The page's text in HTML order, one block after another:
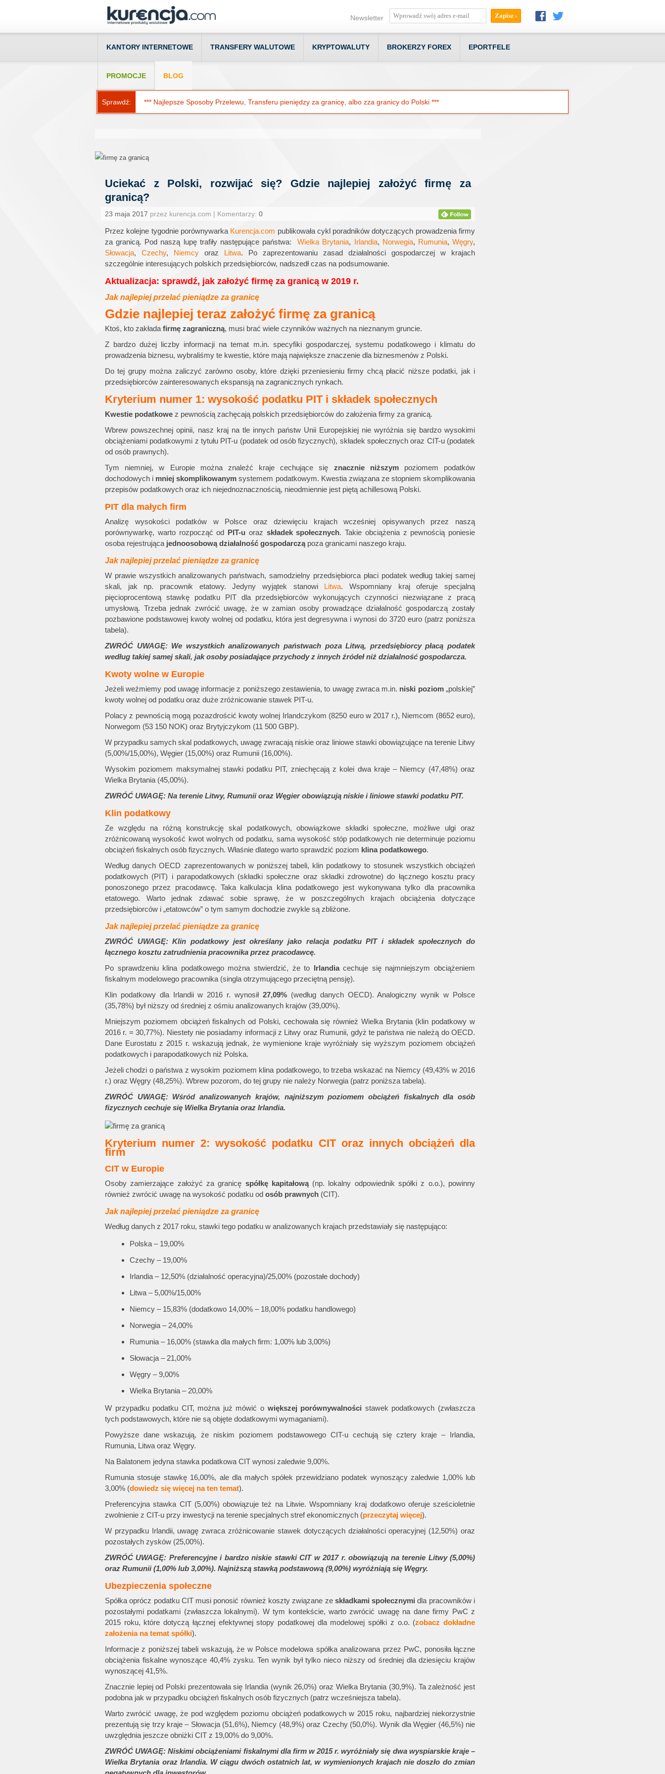
Newsletter
KANTORY INTERNETOWE TRANSFERY WALUTOWE KRYPTOWALUTY BROKERZY FOREX EPORTFELE
PROMOCJE BLOG
Sprawdź: *** Najlepsze Sposoby Przelewu, Transferu pieniędzy za granicę, albo zza granicy do Polski ***
Uciekać z Polski, rozwijać się? Gdzie najlepiej założyć firmę za
granicą?
23 maja 2017 przez kurencja.com | Komentarzy: 0
Przez kolejne tygodnie porównywarka Kurencja.com publikowała cykl poradników dotyczących prowadzenia firmy
za granicą. Pod naszą lupę trafiły następujące państwa:Wielka Brytania, Irlandia, Norwegia, Rumunia,Węgry,
Słowacja, Czechy, Niemcy oraz Litwa. Po zaprezentowaniu zasad działalności gospodarczej w krajach
szczególnie interesujących polskich przedsiębiorców, nadszedł czas na podsumowanie.
Aktualizacja: sprawdź, jak założyć firmę za granicą w 2019 r.
Jak najlepiej przelać pieniądze za granicę
Gdzie najlepiej teraz założyć firmę za granicą
Ktoś, kto zakłada firmę zagraniczną, musi brać wiele czynników ważnych na nieznanym gruncie.
Z bardzo dużej liczby informacji na temat m.in. specyfiki gospodarczej, systemu podatkowego i klimatu do
prowadzenia biznesu, wybraliśmy te kwestie, które mają największe znaczenie dla biznesmenów z Polski.
Do tej grupy można zaliczyć zarówno osoby, które dzięki przeniesieniu firmy chcą płacić niższe podatki, jak i
przedsiębiorców zainteresowanych ekspansją na zagranicznych rynkach.
Kryterium numer 1: wysokość podatku PIT i składek społecznych
Kwestie podatkowe z pewnością zachęcają polskich przedsiębiorców do założenia firmy za granicą.
Wbrew powszechnej opinii, nasz kraj na tle innych państw Unii Europejskiej nie wyróżnia się bardzo wysokimi
obciążeniami podatkowymi z tytułu PIT-u (podatek od osób fizycznych), składek społecznych oraz CIT-u (podatek
od osób prawnych).
Tym niemniej, w Europie można znaleźć kraje cechujące się znacznie niższympoziomem podatków
dochodowych i mniej skomplikowanym systemem podatkowym. Kwestia związana ze stopniem skomplikowania
przepisów podatkowych oraz ich niejednoznacznością, nieodmiennie jest piętą achillesową Polski.
PIT dla małych firm
Analizę wysokości podatków w Polsce oraz dziewięciu krajach wcześniej opisywanych przez naszą
porównywarkę, warto rozpocząć od PIT-u oraz składek społecznych. Takie obciążenia z pewnością poniesie
osoba rejestrująca jednoosobową działalność gospodarcząpoza granicami naszego kraju.
Jak najlepiej przelać pieniądze za granicę
W prawie wszystkich analizowanych państwach, samodzielny przedsiębiorca płaci podatek według takiej samej
skali, jak np. pracownik etatowy. Jedyny wyjątek stanowi Litwa. Wspomniany kraj oferuje specjalną
pięcioprocentową stawkę podatku PIT dla przedsiębiorców wykonujących czynności niezwiązane z pracą
umysłową. Trzeba jednak zwrócić uwagę, że w zamian osoby prowadzące działalność gospodarczą zostały
pozbawione podstawowej kwoty wolnej od podatku, która jest degresywna i wynosi do 3720 euro (patrz poniższa
tabela).
ZWRÓĆ UWAGĘ: We wszystkich analizowanych państwach poza Litwą, przedsiębiorcy płacą podatek
według takiej samej skali, jak osoby posiadające przychody z innych źródeł niż działalność gospodarcza.
Kwoty wolne w Europie
Jeżeli weźmiemy pod uwagę informacje z poniższego zestawienia, to uwagę zwraca m.in. niski poziom„polskiej”
kwoty wolnej od podatku oraz duże zróżnicowanie stawek PIT-u.
Polacy z pewnością mogą pozazdrościć kwoty wolnej Irlandczykom (8250 euro w 2017 r.), Niemcom (8652 euro),
Norwegom (53 150 NOK) oraz Brytyjczykom (11 500 GBP).
W przypadku samych skal podatkowych, uwagę zwracają niskie oraz liniowe stawki obowiązujące na terenie Litwy
(5,00%/15,00%), Węgier (15,00%) oraz Rumunii (16,00%).
Wysokim poziomem maksymalnej stawki podatku PIT, zniechęcają z kolei dwa kraje – Niemcy (47,48%) oraz
Wielka Brytania (45,00%).
ZWRÓĆ UWAGĘ: Na terenie Litwy, Rumunii oraz Węgier obowiązują niskie i liniowe stawki podatku PIT.
Klin podatkowy
Ze względu na różną konstrukcję skal podatkowych, obowiązkowe składki społeczne, możliwe ulgi oraz
zróżnicowaną wysokość kwot wolnych od podatku, sama wysokość stóp podatkowych nie determinuje poziomu
obciążeń fiskalnych osób fizycznych. Właśnie dlatego warto sprawdzić poziom klina podatkowego.
Według danych OECD zaprezentowanych w poniższej tabeli, klin podatkowy to stosunek wszystkich obciążeń
podatkowych (PIT) i parapodatkowych (składki społeczne oraz składki zdrowotne) do łącznego kosztu pracy
ponoszonego przez pracodawcę. Taka kalkulacja klina podatkowego jest wykonywana tylko dla pracownika
etatowego. Warto jednak zdawać sobie sprawę, że w poszczególnych krajach obciążenia dotyczące
przedsiębiorców i „etatowców” o tym samym dochodzie zwykle są zbliżone.
Jak najlepiej przelać pieniądze za granicę
ZWRÓĆ UWAGĘ: Klin podatkowy jest określany jako relacja podatku PIT i składek społecznych do
łącznego kosztu zatrudnienia pracownika przez pracodawcę.
Po sprawdzeniu klina podatkowego można stwierdzić, że to Irlandiacechuje się najmniejszym obciążeniem
fiskalnym modelowego pracownika (singla otrzymującego przeciętną pensję).
Klin podatkowy dla Irlandii w 2016 r. wynosił 27,09%(według danych OECD). Analogiczny wynik w Polsce
(35,78%) był niższy od średniej z ośmiu analizowanych krajów (39,00%).
Mniejszym poziomem obciążeń fiskalnych od Polski, cechowała się również Wielka Brytania (klin podatkowy w
2016 r. = 30,77%). Niestety nie posiadamy informacji z Litwy oraz Rumunii, gdyż te państwa nie należą do OECD.
Dane Eurostatu z 2015 r. wskazują jednak, że wymienione kraje wyróżniały się wyższym poziomem obciążeń
podatkowych i parapodatkowych niż Polska.
Jeżeli chodzi o państwa z wysokim poziomem klina podatkowego, to trzeba wskazać na Niemcy (49,43% w 2016
r.) oraz Węgry (48,25%). Wbrew pozorom, do tej grupy nie należy Norwegia (patrz poniższa tabela).
ZWRÓĆ UWAGĘ: Wśród analizowanych krajów, najniższym poziomem obciążeń fiskalnych dla osób
fizycznych cechuje się Wielka Brytania oraz Irlandia.
Kryterium numer 2: wysokość podatku CIT oraz innych obciążeń dla
firm
CIT w Europie
Osoby zamierzające założyć za granicę spółkę kapitałową(np. lokalny odpowiednik spółki z o.o.), powinny
również zwrócić uwagę na wysokość podatku od osób prawnych (CIT).
Jak najlepiej przelać pieniądze za granicę
Według danych z 2017 roku, stawki tego podatku w analizowanych krajach przedstawiały się następująco:
Polska – 19,00%
Czechy – 19,00%
Irlandia – 12,50% (działalność operacyjna)/25,00% (pozostałe dochody)
Litwa – 5,00%/15,00%
Niemcy – 15,83% (dodatkowo 14,00% – 18,00% podatku handlowego)
Norwegia – 24,00%
Rumunia – 16,00% (stawka dla małych firm: 1,00% lub 3,00%)
Słowacja – 21,00%
Węgry – 9,00%
Wielka Brytania – 20,00%
W przypadku podatku CIT, można już mówić o większej porównywalności stawek podatkowych (zwłaszcza
tych podstawowych, które nie są objęte dodatkowymi wymaganiami).
Powyższe dane wskazują, że niskim poziomem podstawowego CIT-u cechują się cztery kraje – Irlandia,
Rumunia, Litwa oraz Węgry.
Na Balatonem jedyna stawka podatkowa CIT wynosi zaledwie 9,00%.
Rumunia stosuje stawkę 16,00%, ale dla małych spółek przewidziano podatek wynoszący zaledwie 1,00% lub
3,00% (dowiedz się więcej na ten temat).
Preferencyjna stawka CIT (5,00%) obowiązuje też na Litwie. Wspomniany kraj dodatkowo oferuje sześcioletnie
zwolnienie z CIT-u przy inwestycji na terenie specjalnych stref ekonomicznych (przeczytaj więcej).
W przypadku Irlandii, uwagę zwraca zróżnicowanie stawek dotyczących działalności operacyjnej (12,50%) oraz
pozostałych zysków (25,00%).
ZWRÓĆ UWAGĘ: Preferencyjne i bardzo niskie stawki CIT w 2017 r. obowiązują na terenie Litwy (5,00%)
oraz Rumunii (1,00% lub 3,00%). Najniższą stawką podstawową (9,00%) wyróżniają się Węgry.
Ubezpieczenia społeczne
Spółka oprócz podatku CIT musi ponosić również koszty związane ze składkami społecznymi dla pracowników i
pozostałymi podatkami (zwłaszcza lokalnymi). W tym kontekście, warto zwrócić uwagę na dane firmy PwC z
2015 roku, które dotyczą łącznej efektywnej stopy podatkowej dla modelowej spółki z o.o. (zobacz dokładne
założenia na temat spółki).
Informacje z poniższej tabeli wskazują, że w Polsce modelowa spółka analizowana przez PwC, ponosiła łączne
obciążenia fiskalne wynoszące 40,4% zysku. Ten wynik był tylko nieco niższy od średniej dla dziesięciu krajów
wynoszącej 41,5%.
Znacznie lepiej od Polski prezentowała się Irlandia (wynik 26,0%) oraz Wielka Brytania (30,9%). Ta zależność jest
podobna jak w przypadku obciążeń fiskalnych osób fizycznych (patrz wcześniejsza tabela).
Warto zwrócić uwagę, że pod względem poziomu obciążeń podatkowych w 2015 roku, najbardziej niekorzystnie
prezentują się trzy kraje – Słowacja (51,6%), Niemcy (48,9%) oraz Czechy (50,0%). Wynik dla Węgier (46,5%) nie
uwzględnia jeszcze obniżki CIT z 19,00% do 9,00%.
ZWRÓĆ UWAGĘ: Niskimi obciążeniami fiskalnymi dla firm w 2015 r. wyróżniały się dwa wyspiarskie kraje –
Wielka Brytania oraz Irlandia. W ciągu dwóch ostatnich lat, w wymienionych krajach nie doszło do zmian